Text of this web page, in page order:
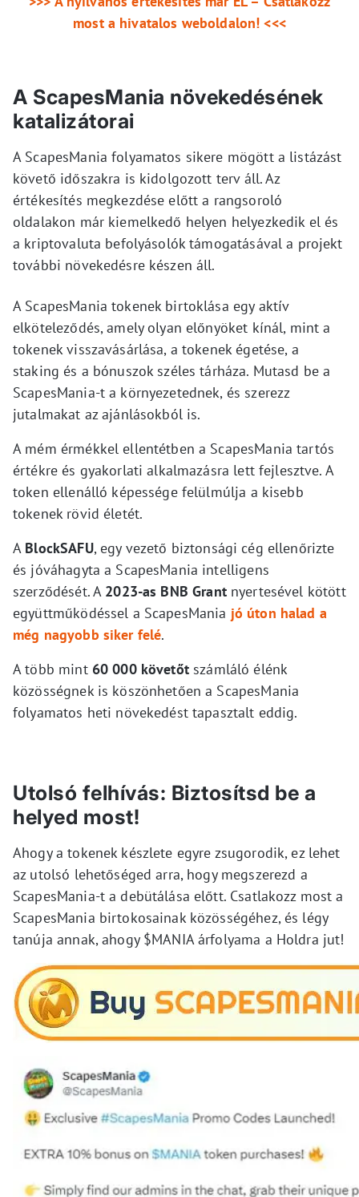
most a hivatalos weboldalon! <<<
A ScapesMania növekedésének
katalizátorai
A ScapesMania folyamatos sikere mögött a listázást
követő időszakra is kidolgozott terv áll. Az
értékesítés megkezdése előtt a rangsoroló
oldalakon már kiemelkedő helyen helyezkedik el és
a kriptovaluta befolyásolók támogatásával a projekt
további növekedésre készen áll.
A ScapesMania tokenek birtoklása egy aktív
elköteleződés, amely olyan előnyöket kínál, mint a
tokenek visszavásárlása, a tokenek égetése, a
staking és a bónuszok széles tárháza. Mutasd be a
ScapesMania-t a környezetednek, és szerezz
jutalmakat az ajánlásokból is.
A mém érmékkel ellentétben a ScapesMania tartós
értékre és gyakorlati alkalmazásra lett fejlesztve. A
token ellenálló képessége felülmúlja a kisebb
tokenek rövid életét.
A BlockSAFU, egy vezető biztonsági cég ellenőrizte
és jóváhagyta a ScapesMania intelligens
szerződését. A 2023-as BNB Grantnyertesével kötött
együttműködéssel a ScapesMania jó úton halad a
még nagyobb siker felé.
A több mint 60 000 követőtszámláló élénk
közösségnek is köszönhetően a ScapesMania
folyamatos heti növekedést tapasztalt eddig.
Utolsó felhívás: Biztosítsd be a
helyed most!
Ahogy a tokenek készlete egyre zsugorodik, ez lehet
az utolsó lehetőséged arra, hogy megszerezd a
ScapesMania-t a debütálása előtt. Csatlakozz most a
ScapesMania birtokosainak közösségéhez, és légy
tanúja annak, ahogy $MANIA árfolyama a Holdra jut!